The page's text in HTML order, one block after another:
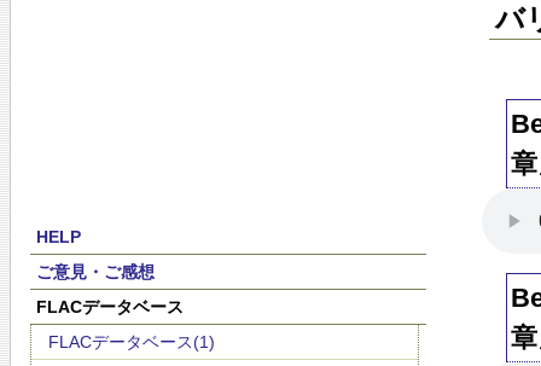
HELP
ご意見・ご感想
FLACデータベース
FLACデータベース(1)
バ